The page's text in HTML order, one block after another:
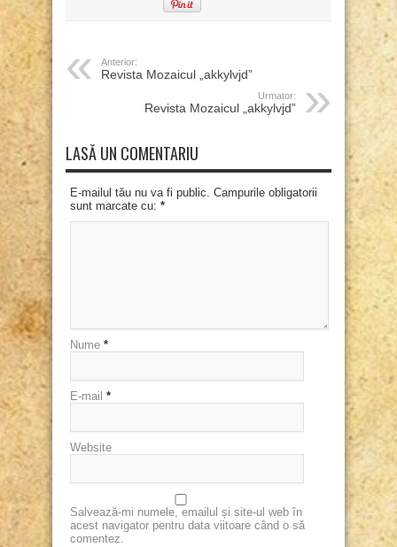
Anterior:
Revista Mozaicul „akkylvjd”
Urmator:
Revista Mozaicul „akkylvjd”
LASĂ UN COMENTARIU
E-mailul tău nu va fi public. Campurile obligatorii
sunt marcate cu: *
Nume *
E-mail *
Website
Salvează-mi numele, emailul și site-ul web în
acest navigator pentru data viitoare când o să
comentez.